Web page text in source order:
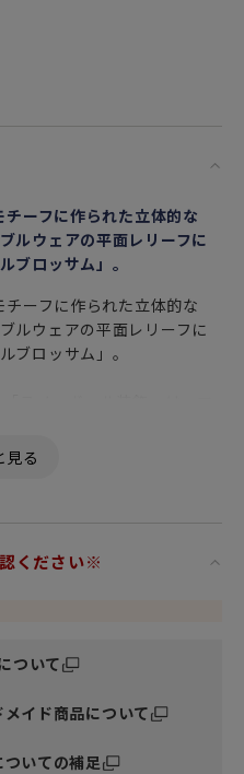
ーフに作られた立体的な
ルウェアの平面レリーフに
ブロッサム」。
ーフに作られた立体的な
ルウェアの平面レリーフに
ブロッサム」。
へ「枯れない花を贈りた
な花模様は、上品で優雅で
ください※
ついて
イド商品について
いての補足